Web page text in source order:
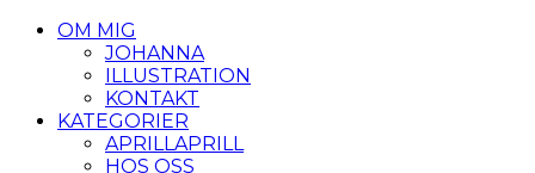
OM MIG
JOHANNA
ILLUSTRATION
KONTAKT
KATEGORIER
APRILLAPRILL
HOS OSS